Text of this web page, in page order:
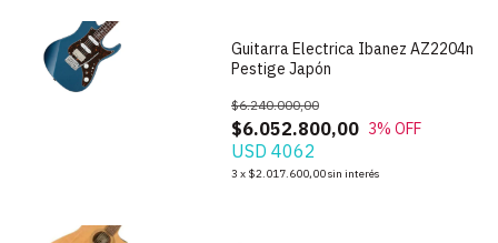
Guitarra Electrica Ibanez AZ2204n
Pestige Japón
$6.052.800,00
$6.240.000,00
3% OFF
USD 4062
3 x $2.017.600,00sin interés